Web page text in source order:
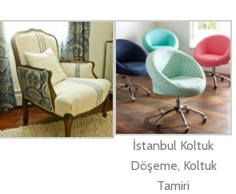
İstanbul Koltuk
Döşeme, Koltuk
Tamiri